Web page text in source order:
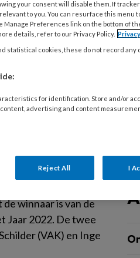
natuurlijk ook
van Gennip,
pedagogisch
en plannen
winnaar is van de
Jaar 2022. De twee
(VAK) en Inge
your consent will disable them. If
to you. You can resurface this menu
Preferences link on the bottom of
details, refer to our Privacy Policy.
statistical cookies, these do not record any
for identification. Store and/or
advertising and content
Reject All I